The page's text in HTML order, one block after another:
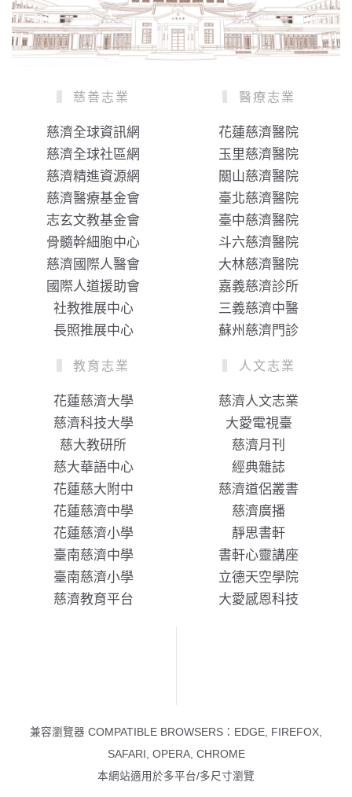
慈善志業
慈濟全球資訊網
慈濟全球社區網
慈濟精進資源網
慈濟醫療基金會
志玄文教基金會
骨髓幹細胞中心
慈濟國際人醫會
國際人道援助會
社教推展中心
長照推展中心
醫療志業
花蓮慈濟醫院
玉里慈濟醫院
關山慈濟醫院
臺北慈濟醫院
臺中慈濟醫院
斗六慈濟醫院
大林慈濟醫院
嘉義慈濟診所
三義慈濟中醫
蘇州慈濟門診
教育志業
花蓮慈濟大學
慈濟科技大學
慈大教研所
慈大華語中心
花蓮慈大附中
花蓮慈濟中學
花蓮慈濟小學
臺南慈濟中學
臺南慈濟小學
慈濟教育平台
人文志業
慈濟人文志業
大愛電視臺
慈濟月刊
經典雜誌
慈濟道侶叢書
慈濟廣播
靜思書軒
書軒心靈講座
立德天空學院
大愛感恩科技
兼容瀏覽器 COMPATIBLE BROWSERS：EDGE, FIREFOX,
SAFARI, OPERA, CHROME
本網站適用於多平台/多尺寸瀏覽